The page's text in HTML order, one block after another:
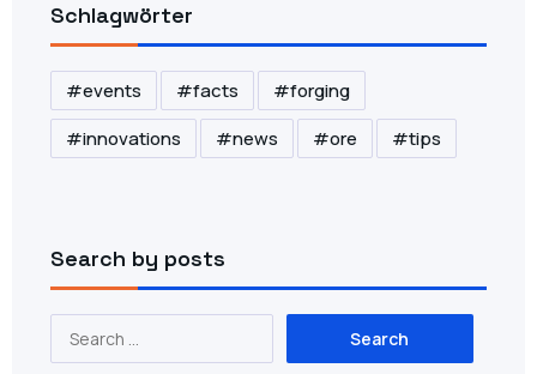
Schlagwörter
events facts
forging
innovations
news ore tips
Search by posts